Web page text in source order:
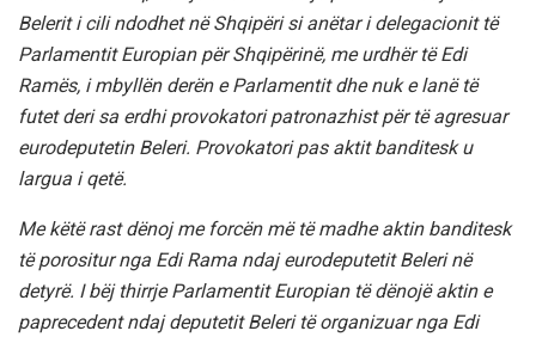
Belerit i cili ndodhet në Shqipëri si anëtar i delegacionit të
Parlamentit Europian për Shqipërinë, me urdhër të Edi
Ramës, i mbyllën derën e Parlamentit dhe nuk e lanë të
futet deri sa erdhi provokatori patronazhist për të agresuar
eurodeputetin Beleri. Provokatori pas aktit banditesk u
largua i qetë.
Me këtë rast dënoj me forcën më të madhe aktin banditesk
të porositur nga Edi Rama ndaj eurodeputetit Beleri në
detyrë. I bëj thirrje Parlamentit Europian të dënojë aktin e
paprecedent ndaj deputetit Beleri të organizuar nga Edi